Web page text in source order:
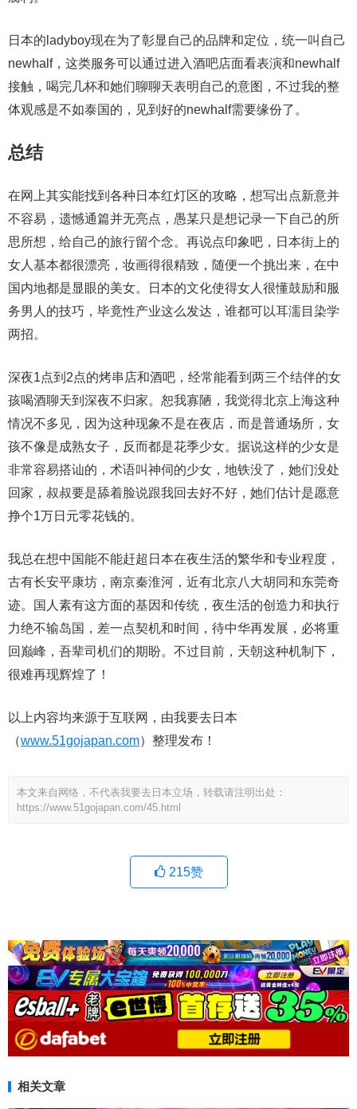
日本的ladyboy现在为了彰显自己的品牌和定位，统一叫自己
newhalf，这类服务可以通过进入酒吧店面看表演和newhalf
接触，喝完几杯和她们聊聊天表明自己的意图，不过我的整
体观感是不如泰国的，见到好的newhalf需要缘份了。
总结
在网上其实能找到各种日本红灯区的攻略，想写出点新意并
不容易，遗憾通篇并无亮点，愚某只是想记录一下自己的所
思所想，给自己的旅行留个念。再说点印象吧，日本街上的
女人基本都很漂亮，妆画得很精致，随便一个挑出来，在中
国内地都是显眼的美女。日本的文化使得女人很懂鼓励和服
务男人的技巧，毕竟性产业这么发达，谁都可以耳濡目染学
两招。
深夜1点到2点的烤串店和酒吧，经常能看到两三个结伴的女
孩喝酒聊天到深夜不归家。恕我寡陋，我觉得北京上海这种
情况不多见，因为这种现象不是在夜店，而是普通场所，女
孩不像是成熟女子，反而都是花季少女。据说这样的少女是
非常容易搭讪的，术语叫神伺的少女，地铁没了，她们没处
回家，叔叔要是舔着脸说跟我回去好不好，她们估计是愿意
挣个1万日元零花钱的。
我总在想中国能不能赶超日本在夜生活的繁华和专业程度，
古有长安平康坊，南京秦淮河，近有北京八大胡同和东莞奇
迹。国人素有这方面的基因和传统，夜生活的创造力和执行
力绝不输岛国，差一点契机和时间，待中华再发展，必将重
回巅峰，吾辈司机们的期盼。不过目前，天朝这种机制下，
很难再现辉煌了！
以上内容均来源于互联网，由我要去日本
（www.51gojapan.com）整理发布！
本文来自网络，不代表我要去日本立场，转载请注明出处：
https://www.51gojapan.com/45.html
215赞
相关文章